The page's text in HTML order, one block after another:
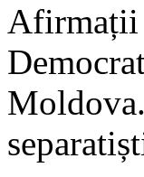
Afirmații